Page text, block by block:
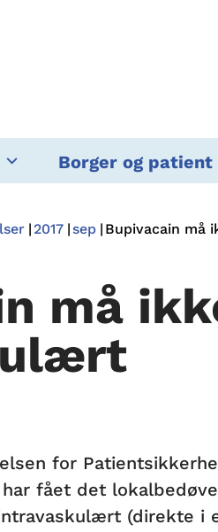
Borger og patient
2017 sep Bupivacain må
må
for
fået det
(direkte i